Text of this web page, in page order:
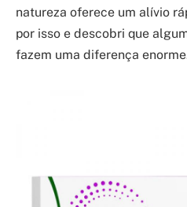
natureza oferece um alívio
por isso e descobri que
fazem uma diferença